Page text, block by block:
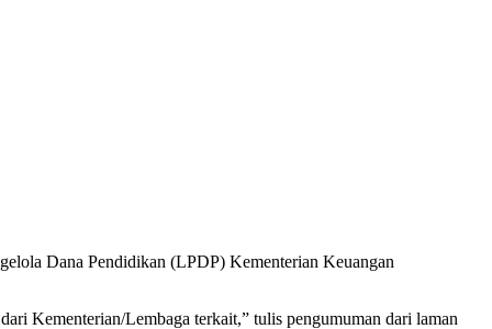
Dana Pendidikan (LPDP) Kementerian Keuangan
Kementerian/Lembaga terkait,” tulis pengumuman dari laman